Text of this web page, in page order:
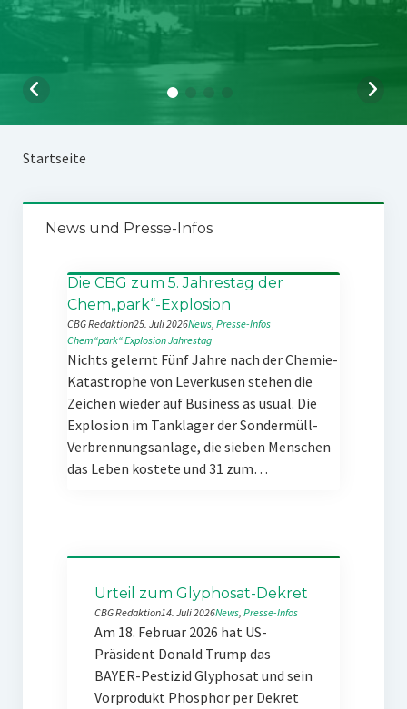
Startseite
News und Presse-Infos
Die CBG zum 5. Jahrestag der
Chem„park“-Explosion
CBG Redaktion25. Juli 2026News, Presse-Infos
Chem“park“ExplosionJahrestag
Nichts gelernt Fünf Jahre nach der Chemie-
Katastrophe von Leverkusen stehen die
Zeichen wieder auf Business as usual. Die
Explosion im Tanklager der Sondermüll-
Verbrennungsanlage, die sieben Menschen
das Leben kostete und 31 zum…
Urteil zum Glyphosat-Dekret
CBG Redaktion14. Juli 2026News, Presse-Infos
Am 18. Februar 2026 hat US-
Präsident Donald Trump das
BAYER-Pestizid Glyphosat und sein
Vorprodukt Phosphor per Dekret